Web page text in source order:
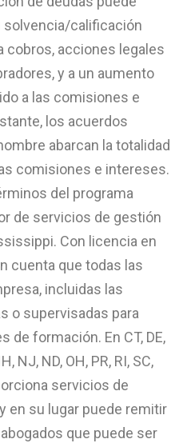
calificación
cobros, acciones legales
y a un aumento
a las comisiones e
los acuerdos
abarcan la totalidad
comisiones e intereses.
del programa
de servicios de gestión
Con licencia en
cuenta que todas las
incluidas las
o supervisadas para
de formación. En CT, DE,
NJ, ND, OH, PR, RI, SC,
servicios de
en su lugar puede remitir
que puede ser